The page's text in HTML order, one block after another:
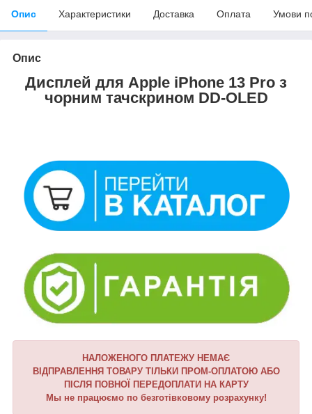
Опис Характеристики Доставка Оплата Умови
Опис
Дисплей для Apple iPhone 13 Pro з
чорним тачскрином DD-OLED
НАЛОЖЕНОГО ПЛАТЕЖУ НЕМАЄ
ВІДПРАВЛЕННЯ ТОВАРУ ТІЛЬКИ ПРОМ-ОПЛАТОЮ АБО
ПІСЛЯ ПОВНОЇ ПЕРЕДОПЛАТИ НА КАРТУ
Мы не працюємо по безготівковому розрахунку!